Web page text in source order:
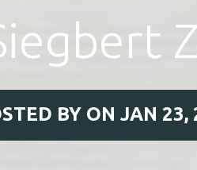
BY ON JAN 23,